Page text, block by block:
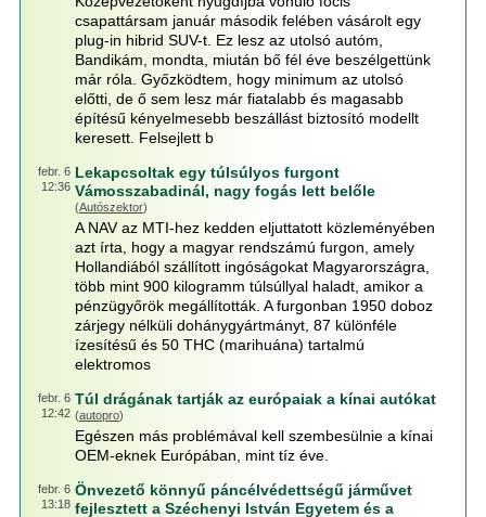
csapattársam január második felében vásárolt egy
plug-in hibrid SUV-t. Ez lesz az utolsó autóm,
Bandikám, mondta, miután bő fél éve beszélgettünk
már róla. Győzködtem, hogy minimum az utolsó
előtti, de ő sem lesz már fiatalabb és magasabb
építésű kényelmesebb beszállást biztosító modellt
keresett. Felsejlett b
febr. 6
12:36
Lekapcsoltak egy túlsúlyos furgont
Vámosszabadinál, nagy fogás lett belőle
(Autószektor)
A NAV az MTI-hez kedden eljuttatott közleményében
azt írta, hogy a magyar rendszámú furgon, amely
Hollandiából szállított ingóságokat Magyarországra,
több mint 900 kilogramm túlsúllyal haladt, amikor a
pénzügyőrök megállították. A furgonban 1950 doboz
zárjegy nélküli dohánygyártmányt, 87 különféle
ízesítésű és 50 THC (marihuána) tartalmú
elektromos
febr. 6
12:42
Túl drágának tartják az európaiak a kínai autókat
(autopro)
Egészen más problémával kell szembesülnie a kínai
OEM-eknek Európában, mint tíz éve.
febr. 6
13:18
Önvezető könnyű páncélvédettségű járművet
fejlesztett a Széchenyi István Egyetem és a